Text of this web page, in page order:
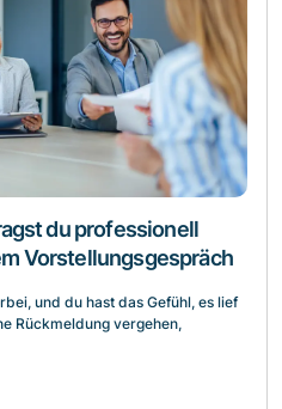
du professionell
Vorstellungsgespräch
und du hast das Gefühl, es lief
Rückmeldung vergehen,